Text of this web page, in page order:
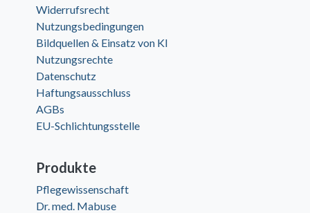
Widerrufsrecht
Nutzungsbedingungen
Bildquellen & Einsatz von KI
Nutzungsrechte
Datenschutz
Haftungsausschluss
AGBs
EU-Schlichtungsstelle
Produkte
Pflegewissenschaft
Dr. med. Mabuse